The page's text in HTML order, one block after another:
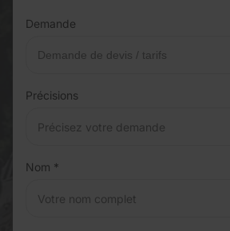
Demande
Précisions
Nom *